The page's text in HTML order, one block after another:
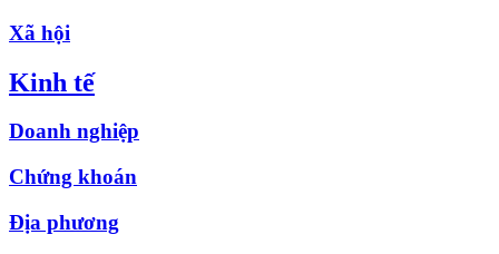
Xã hội
Kinh tế
Doanh nghiệp
Chứng khoán
Địa phương